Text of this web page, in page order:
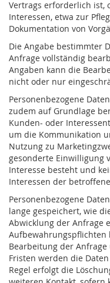
Vertrags erforderlich ist,
Interessen, etwa zur
Dokumentation von
Die Angabe bestimmter
Anfrage vollständig
Angaben kann die
nicht oder nur
Personenbezogene
zudem auf Grundlage
Kunden- oder
um die Kommunikation
Nutzung zu
gesonderte Einwilligung
Interesse besteht und
Interessen der
Personenbezogene
lange gespeichert, wie
Abwicklung der Anfrage
Aufbewahrungspflichten
Bearbeitung der
Fristen werden die
Regel erfolgt die